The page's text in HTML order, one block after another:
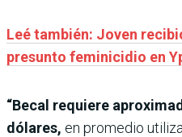
Leé también: Joven
presunto feminicidio en
“Becal requiere
dólares, en promedio